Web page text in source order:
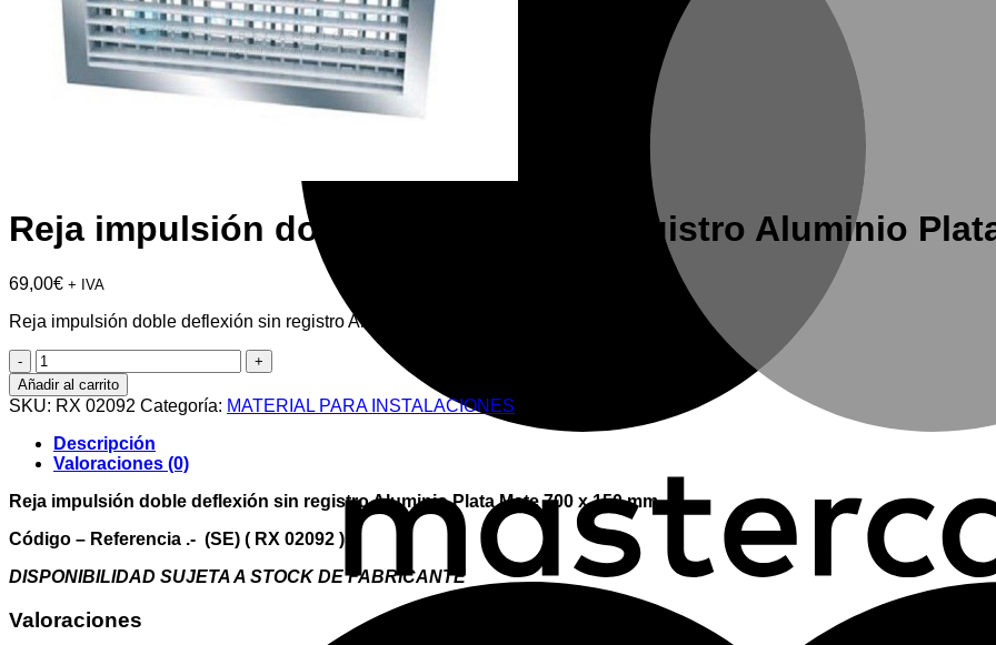
Reja impulsión doble deflexión sin registro Aluminio
69,00€ + IVA
Reja impulsión doble deflexión sin registro Aluminio Plata Mate 700 x 150 mm
Reja
impulsión
doble
deflexión
sin
registro
Aluminio
Plata
700
150
cantidad
Añadir al carrito
SKU: RX 02092 Categoría: MATERIAL PARA INSTALACIONES
Descripción
Valoraciones (0)
Reja impulsión doble deflexión sin registro Aluminio Plata Mate 700 x 150 mm.
Código – Referencia .- (SE) ( RX 02092 )
DISPONIBILIDAD SUJETA A STOCK DE FABRICANTE
Valoraciones